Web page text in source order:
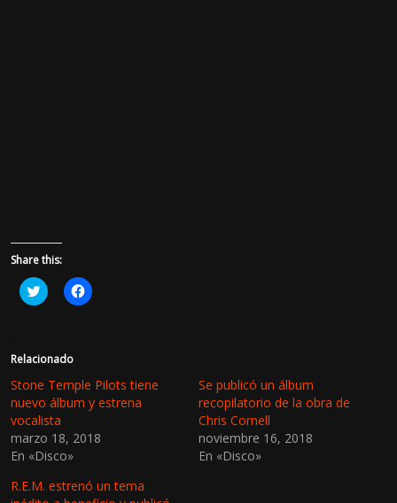
Share this:
H
a
c
a
r
a
c
o
m
p
a
i
H
a
a
r
a
c
m
t
i
Relacionado
Stone Temple Pilots tiene
nuevo álbum y estrena
vocalista
marzo 18, 2018
En «Disco»
Se publicó un álbum
recopilatorio de la obra de
Chris Cornell
noviembre 16, 2018
En «Disco»
R.E.M. estrenó un tema